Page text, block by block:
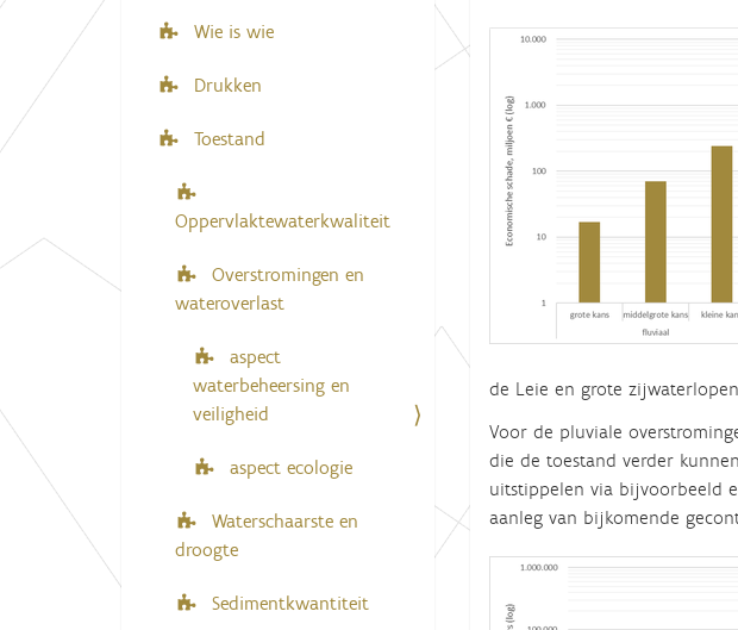
de Leie en grote zijwaterlopen
Voor de pluviale
die de toestand verder
uitstippelen via bijvoorbeeld
aanleg van bijkomende
Wie is wie
Drukken
Toestand
Oppervlaktewaterkwaliteit
Overstromingen en
wateroverlast
aspect
waterbeheersing en
veiligheid
aspect ecologie
Waterschaarste en
droogte
Sedimentkwantiteit